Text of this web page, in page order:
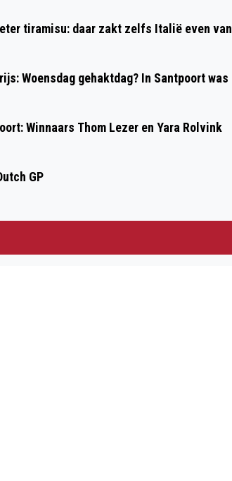
tiramisu: daar zakt zelfs Italië even van
Woensdag gehaktdag? In Santpoort was
Winnaars Thom Lezer en Yara Rolvink
GP